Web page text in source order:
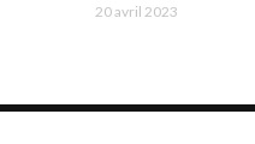
20 avril 2023